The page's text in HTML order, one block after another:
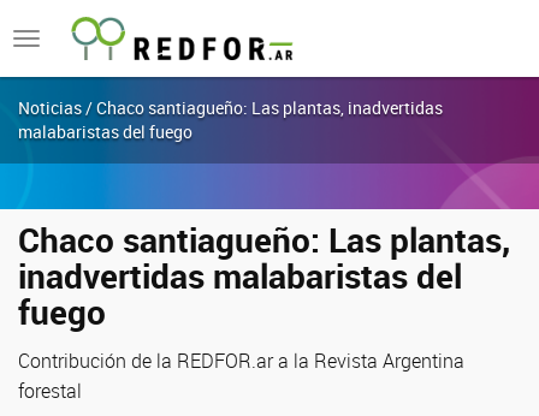
Toggle
navigation
Noticias / Chaco santiagueño: Las plantas, inadvertidas
malabaristas del fuego
Chaco santiagueño: Las plantas,
inadvertidas malabaristas del
fuego
Contribución de la REDFOR.ar a la Revista Argentina
forestal